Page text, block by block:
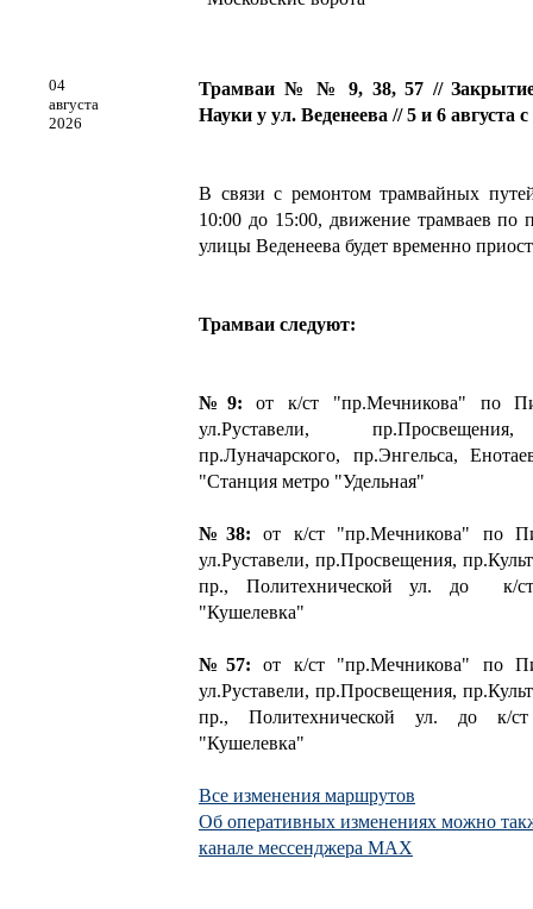
04
августа
2026
Трамваи № № 9, 38, 57 //
Науки у ул. Веденеева // 5 и 6 августа
В связи с ремонтом трамвайных
10:00 до 15:00, движение трамваев по
улицы Веденеева будет временно
Трамваи следуют:
№9: от к/ст "пр.Мечникова" по
ул.Руставели,
пр.Луначарского, пр.Энгельса,
"Станция метро "Удельная"
№38: от к/ст "пр.Мечникова" по
ул.Руставели, пр.Просвещения,
пр., Политехнической ул. до к/
"Кушелевка"
№57: от к/ст "пр.Мечникова" по
ул.Руставели, пр.Просвещения,
пр., Политехнической ул. до к/
"Кушелевка"
Все изменения маршрутов
Об оперативных изменениях можно
канале мессенджера MAX